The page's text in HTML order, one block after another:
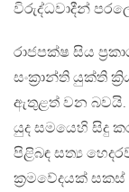
විරුද්ධවාදීන්
රාජපක්ෂ සිය
සංක්‍රාන්ති යුක්ති
ඇතුළත් වන
යුද සමයෙහි සිදු
පිළිබඳ සත්‍ය
ක්‍රමවේදයක් සකස්